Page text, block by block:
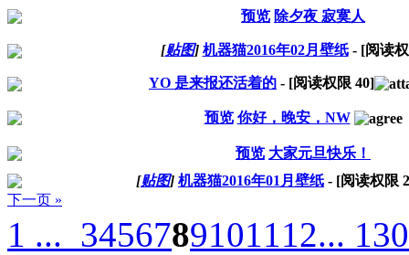
预览 除夕夜 寂寞人
[贴图] 机器猫2016年02月壁纸- [阅读
YO 是来报还活着的 - [阅读权限 40]
预览 你好，晚安，NW
预览 大家元旦快乐！
[贴图] 机器猫2016年01月壁纸 - [阅读权限
下一页 »
1 ... 3456789101112...